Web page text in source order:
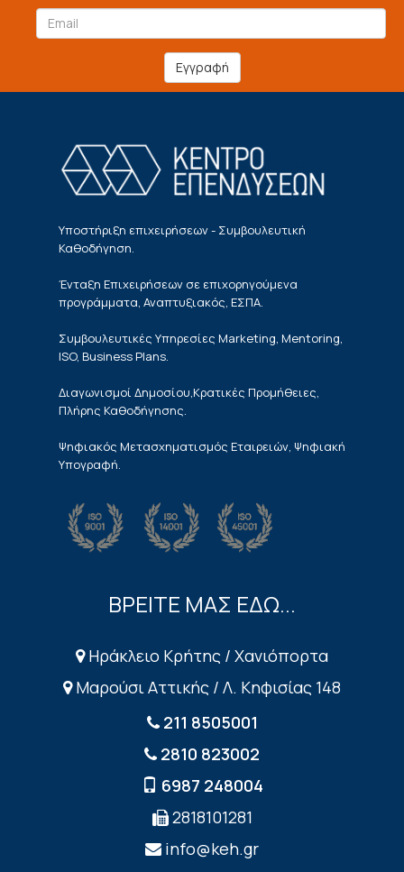
Εγγραφή
Υποστήριξη επιχειρήσεων - Συμβουλευτική
Καθοδήγηση.
Ένταξη Επιχειρήσεων σε επιχορηγούμενα
προγράμματα, Αναπτυξιακός, ΕΣΠΑ.
Συμβουλευτικές Υπηρεσίες Marketing, Mentoring,
ISO, Business Plans.
Διαγωνισμοί Δημοσίου,Κρατικές Προμήθειες,
Πλήρης Καθοδήγησης.
Ψηφιακός Μετασχηματισμός Εταιρειών, Ψηφιακή
Υπογραφή.
ΒΡΕΙΤΕ ΜΑΣ ΕΔΩ...
Ηράκλειο Κρήτης / Χανιόπορτα
Μαρούσι Αττικής / Λ. Κηφισίας 148
211 8505001
2810 823002
6987 248004
2818101281
info@keh.gr